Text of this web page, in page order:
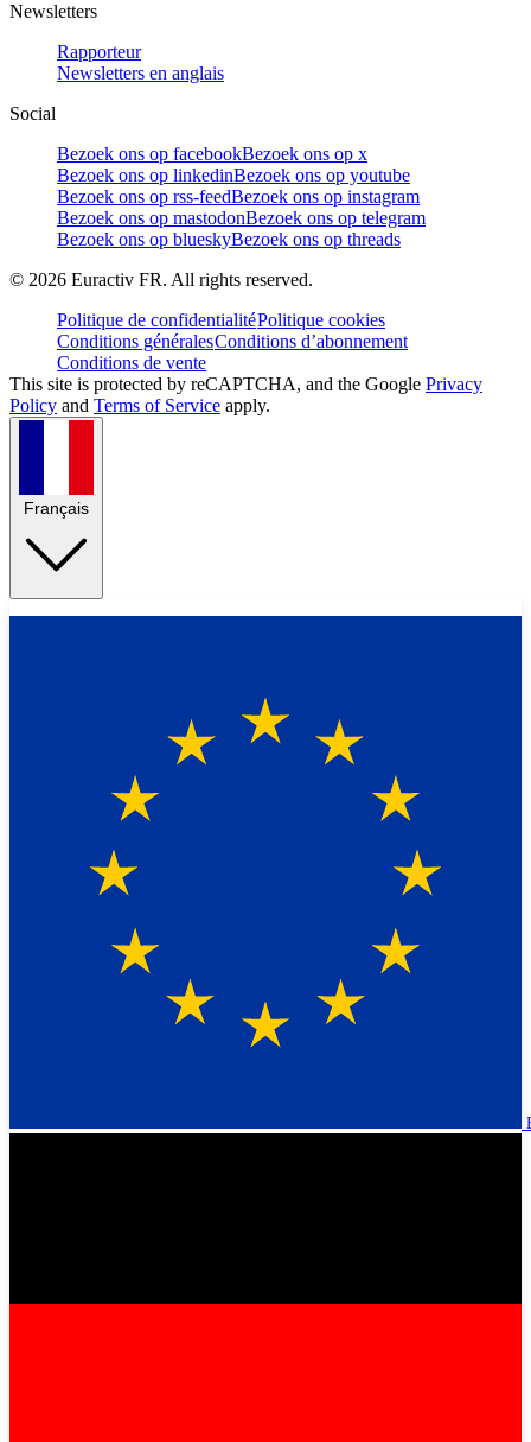
Newsletters
Rapporteur
Newsletters en anglais
Social
Bezoek ons op facebookBezoek ons op x
Bezoek ons op linkedinBezoek ons op youtube
Bezoek ons op rss-feedBezoek ons op instagram
Bezoek ons op mastodonBezoek ons op telegram
Bezoek ons op blueskyBezoek ons op threads
© 2026 Euractiv FR. All rights reserved.
Politique de confidentialitéPolitique cookies
Conditions généralesConditions d’abonnement
Conditions de vente
This site is protected by reCAPTCHA, and the Google Privacy
Policy and Terms of Service apply.
Français